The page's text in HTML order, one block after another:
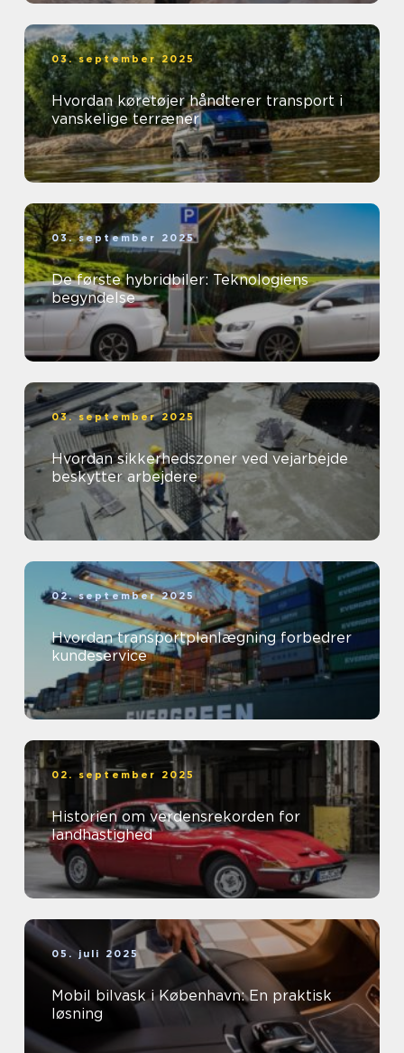
03. september 2025
Hvordan køretøjer håndterer transport i
vanskelige terræner
03. september 2025
De første hybridbiler: Teknologiens
begyndelse
03. september 2025
Hvordan sikkerhedszoner ved vejarbejde
beskytter arbejdere
02. september 2025
Hvordan transportplanlægning forbedrer
kundeservice
02. september 2025
Historien om verdensrekorden for
landhastighed
05. juli 2025
Mobil bilvask i København: En praktisk
løsning